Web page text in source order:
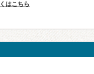
はこちら